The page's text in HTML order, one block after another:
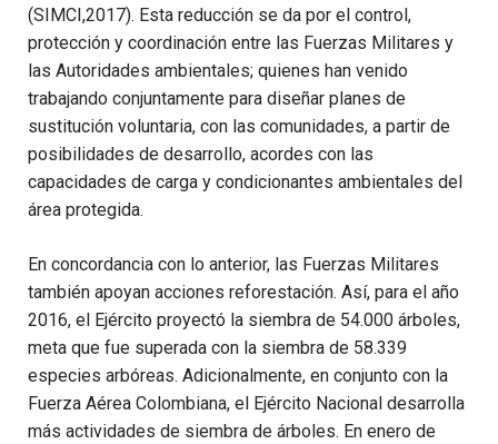
(SIMCI,2017). Esta reducción se da por el control,
protección y coordinación entre las Fuerzas Militares y
las Autoridades ambientales; quienes han venido
trabajando conjuntamente para diseñar planes de
sustitución voluntaria, con las comunidades, a partir de
posibilidades de desarrollo, acordes con las
capacidades de carga y condicionantes ambientales del
área protegida.
En concordancia con lo anterior, las Fuerzas Militares
también apoyan acciones reforestación. Así, para el año
2016, el Ejército proyectó la siembra de 54.000 árboles,
meta que fue superada con la siembra de 58.339
especies arbóreas. Adicionalmente, en conjunto con la
Fuerza Aérea Colombiana, el Ejército Nacional desarrolla
más actividades de siembra de árboles. En enero de